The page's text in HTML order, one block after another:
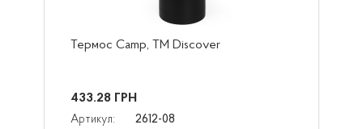
Термос Camp, ТМ Discover
433.28 ГРН
Артикул:
2612-08